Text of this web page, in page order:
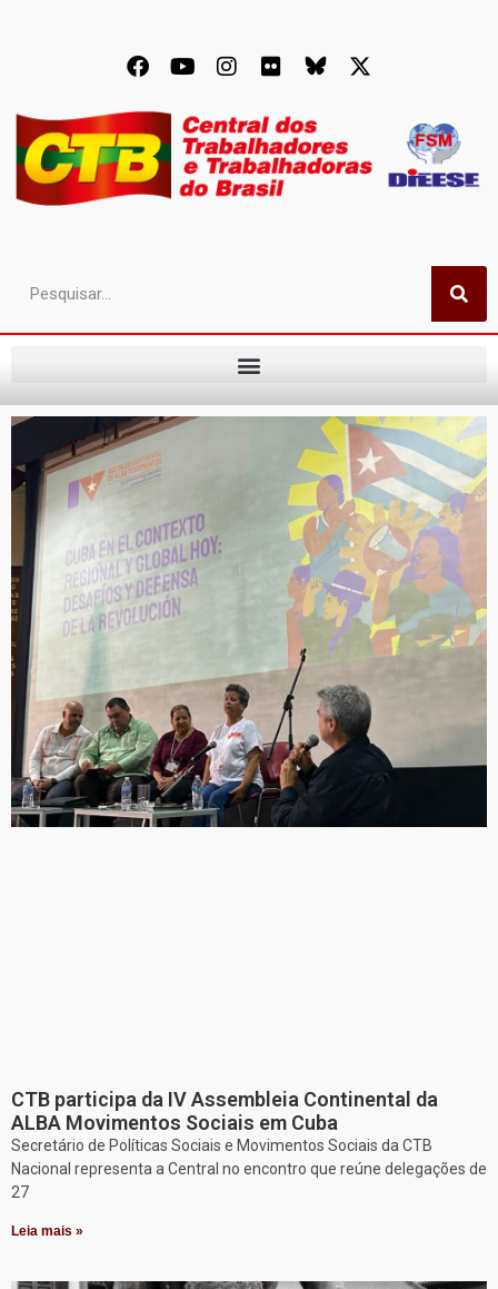
CTB participa da IV Assembleia Continental da
ALBA Movimentos Sociais em Cuba
Secretário de Políticas Sociais e Movimentos Sociais da CTB
Nacional representa a Central no encontro que reúne delegações de
27
Leia mais »